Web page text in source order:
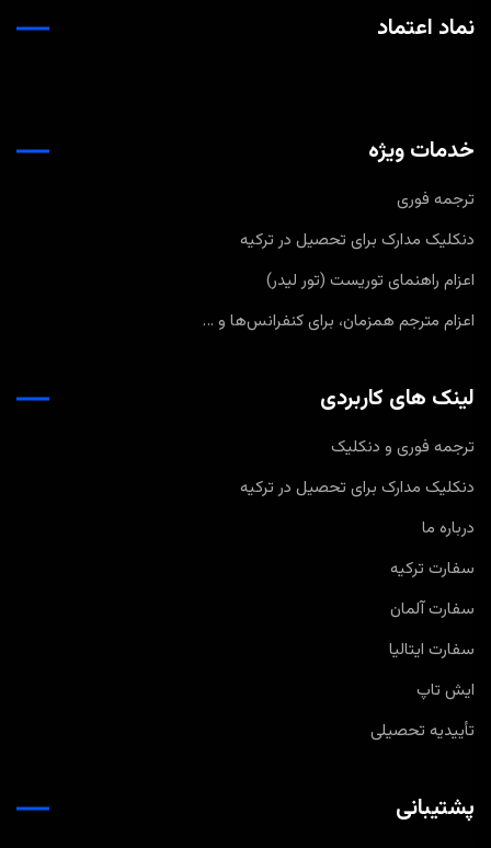
نماد اعتماد
خدمات ویژه
ترجمه فوری
دنکلیک مدارک برای تحصیل در ترکیه
اعزام راهنمای توریست (تور لیدر)
اعزام مترجم همزمان، برای کنفرانس‌ها و …
لینک های کاربردی
ترجمه فوری و دنکلیک
دنکلیک مدارک برای تحصیل در ترکیه
درباره ما
سفارت ترکیه
سفارت آلمان
سفارت ایتالیا
ایش تاپ
تأییدیه تحصیلی
پشتیبانی